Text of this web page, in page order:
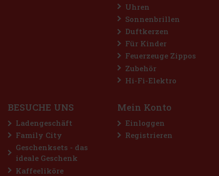
Horvath's Schoko-Kirschen-Cream Likör 15% 0,7 l
Horvath's Schoko-Kirschen-Cream Likör ist ein zarter Cremelikör,
der köstliche Schokolade mit den fruchtigen Noten von Kirschen
verbindet. Das Ergebnis ist ein süßes, weiches und angenehm
Uhren
Sonnenbrillen
Duftkerzen
Für Kinder
Feuerzeuge Zippos
Zubehör
Hi-Fi-Elektro
BESUCHE UNS
Ladengeschäft
Family City
Geschenksets - das
ideale Geschenk
Kaffeeliköre
Mein Konto
Einloggen
Registrieren